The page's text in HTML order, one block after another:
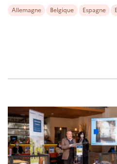
Allemagne Belgique Espagne